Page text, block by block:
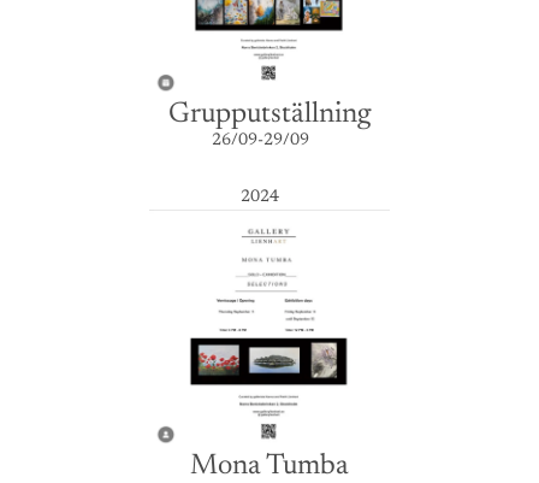
Grupputställning
26/09-29/09
2024
Mona Tumba